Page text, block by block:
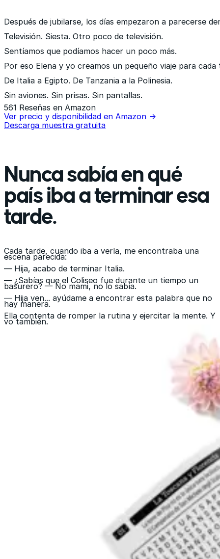
Después de jubilarse, los días empezaron a parecerse
Televisión. Siesta. Otro poco de televisión.
Sentíamos que podíamos hacer un poco más.
Por eso Elena y yo creamos un pequeño viaje para cada
De Italia a Egipto. De Tanzania a la Polinesia.
Sin aviones. Sin prisas. Sin pantallas.
561 Reseñas en Amazon
Ver precio y disponibilidad en Amazon →
Descarga muestra gratuita
Nunca sabía en qué
país iba a terminar esa
tarde.
Cada tarde, cuando iba a verla, me encontraba una
escena parecida:
— Hija, acabo de terminar Italia.
— ¿Sabías que el Coliseo fue durante un tiempo un
basurero? — No mami, no lo sabía.
— Hija ven... ayúdame a encontrar esta palabra que no
hay manera.
Ella contenta de romper la rutina y ejercitar la mente. Y
yo también.